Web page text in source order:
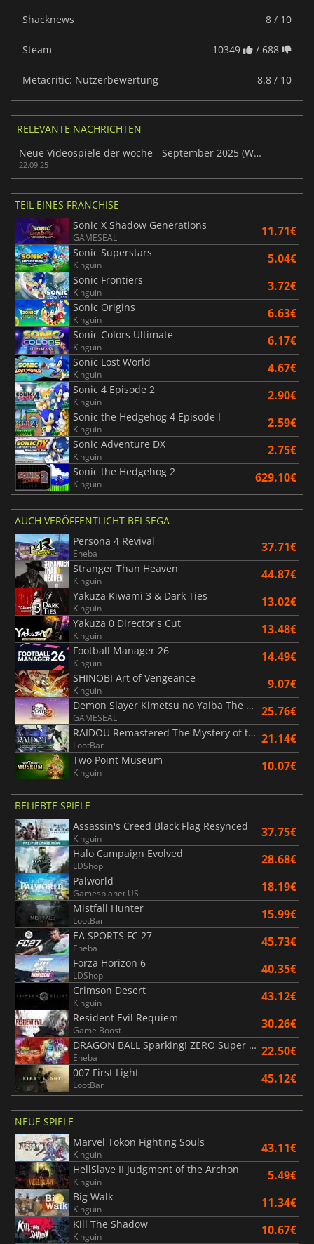
Shacknews 8 / 10
Steam 10349 / 688
Metacritic: Nutzerbewertung 8.8 / 10
RELEVANTE NACHRICHTEN
Neue Videospiele der woche - September 2025 (Woche 39)
22.09.25
TEIL EINES FRANCHISE
Sonic X Shadow Generations
GAMESEAL 11.71€
Sonic Superstars
Kinguin 5.04€
Sonic Frontiers
Kinguin 3.72€
Sonic Origins
Kinguin 6.63€
Sonic Colors Ultimate
Kinguin 6.17€
Sonic Lost World
Kinguin 4.67€
Sonic 4 Episode 2
Kinguin 2.90€
Sonic the Hedgehog 4 Episode I
Kinguin 2.59€
Sonic Adventure DX
Kinguin 2.75€
Sonic the Hedgehog 2
Kinguin 629.10€
AUCH VERÖFFENTLICHT BEI SEGA
Persona 4 Revival
Eneba 37.71€
Stranger Than Heaven
Kinguin 44.87€
Yakuza Kiwami 3 & Dark Ties
Kinguin 13.02€
Yakuza 0 Director's Cut
Kinguin 13.48€
Football Manager 26
Kinguin 14.49€
SHINOBI Art of Vengeance
Kinguin 9.07€
Demon Slayer Kimetsu no Yaiba The Hinokami Chronicles 2
GAMESEAL 25.76€
RAIDOU Remastered The Mystery of the Soulless Army
LootBar 21.14€
Two Point Museum
Kinguin 10.07€
BELIEBTE SPIELE
Assassin's Creed Black Flag Resynced
Kinguin 37.75€
Halo Campaign Evolved
LDShop 28.68€
Palworld
Gamesplanet US 18.19€
Mistfall Hunter
LootBar 15.99€
EA SPORTS FC 27
Eneba 45.73€
Forza Horizon 6
LDShop 40.35€
Crimson Desert
Kinguin 43.12€
Resident Evil Requiem
Game Boost 30.26€
DRAGON BALL Sparking! ZERO Super Limit Breaking NEO
Eneba 22.50€
007 First Light
LootBar 45.12€
NEUE SPIELE
Marvel Tokon Fighting Souls
Kinguin 43.11€
HellSlave II Judgment of the Archon
Kinguin 5.49€
Big Walk
Kinguin 11.34€
Kill The Shadow
Kinguin 10.67€